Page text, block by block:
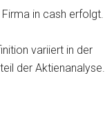
in cash erfolgt.
variiert in der
der Aktienanalyse.